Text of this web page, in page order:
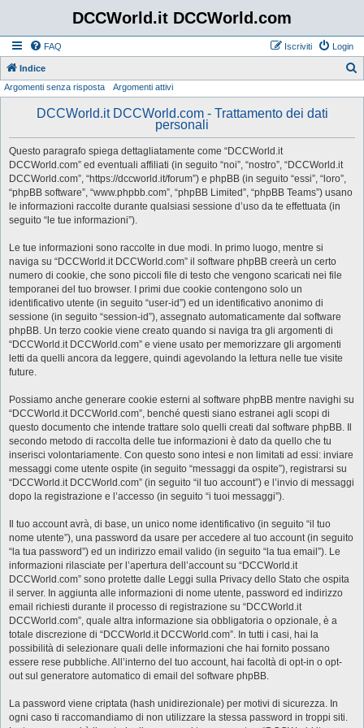
DCCWorld.it DCCWorld.com
FAQ Login
Iscriviti
Indice
Argomenti senza risposta Argomenti attivi
DCCWorld.it DCCWorld.com - Trattamento dei dati
personali
Questo paragrafo spiega dettagliatamente come “DCCWorld.it
DCCWorld.com” ed eventuali affiliati (in seguito “noi”, “nostro”, “DCCWorld.it
DCCWorld.com”, “https://dccworld.it/forum”) e phpBB (in seguito “essi”, “loro”,
“phpBB software”, “www.phpbb.com”, “phpBB Limited”, “phpBB Teams”) usano
le informazioni raccolte durante qualsiasi sessione d’uso da te effettuata (in
seguito “le tue informazioni”).
Le tue informazioni sono raccolte in due modi. In primo luogo, mentre si
naviga su “DCCWorld.it DCCWorld.com” il software phpBB creerà un certo
numero di cookie, che sono piccoli file di testo che vengono scaricati nei file
temporanei del tuo browser. I primi due cookie contengono solo un
identificativo utente (in seguito “user-id”) ed un identificativo anonimo di
sessione (in seguito “session-id”), assegnato automaticamente dal software
phpBB. Un terzo cookie viene creato quando si naviga tra gli argomenti di
“DCCWorld.it DCCWorld.com” e viene usato per memorizzare gli argomenti
letti da quelli ancora da leggere, quindi agevolando la lettura nelle tue visite
future.
Possiamo anche generare cookie esterni al software phpBB mentre navighi su
“DCCWorld.it DCCWorld.com”, benché questi siano estranei agli scopi di
questo documento che intende trattare solo quelli creati dal software phpBB. Il
secondo metodo di raccolta delle tue informazioni è dato da quello che tu
inserisci volontariamente. Con questo sono intesi e non limitati ad essi: inviare
messaggi come utente ospite (in seguito “messaggi da ospite”), registrarsi su
“DCCWorld.it DCCWorld.com” (in seguito “il tuo account”) e l’invio di messaggi
dopo la registrazione e l’accesso (in seguito “i tuoi messaggi”).
Il tuo account avrà, di base, un unico nome identificativo (in seguito “il tuo
nome utente”), una password da usare per accedere al tuo account (in seguito
“la tua password”) ed un indirizzo email valido (in seguito “la tua email”). Le
informazioni rilasciate per l’apertura dell’account su “DCCWorld.it
DCCWorld.com” sono protette dalle Leggi sulla Privacy dello Stato che ospita
il server. In aggiunta alle informazioni di nome utente, password ed indirizzo
email richiesti durante il processo di registrazione su “DCCWorld.it
DCCWorld.com”, quale altra informazione sia obbligatoria o opzionale, è a
totale discrezione di “DCCWorld.it DCCWorld.com”. In tutti i casi, hai la
possibilità di selezionare quali delle informazioni che hai fornito possano
essere rese pubbliche. All’interno del tuo account, hai facoltà di opt-in o opt-
out sul generatore automatico di email del software phpBB.
La password viene criptata (hash unidirezionale) per motivi di sicurezza. In
ogni caso ti raccomandiamo di non utilizzare la stessa password in troppi siti.